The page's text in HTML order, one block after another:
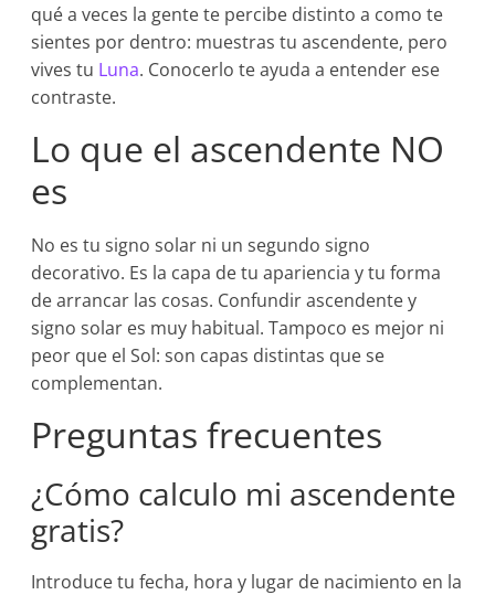
qué a veces la gente te percibe distinto a como te
sientes por dentro: muestras tu ascendente, pero
vives tu Luna. Conocerlo te ayuda a entender ese
contraste.
Lo que el ascendente NO
es
No es tu signo solar ni un segundo signo
decorativo. Es la capa de tu apariencia y tu forma
de arrancar las cosas. Confundir ascendente y
signo solar es muy habitual. Tampoco es mejor ni
peor que el Sol: son capas distintas que se
complementan.
Preguntas frecuentes
¿Cómo calculo mi ascendente
gratis?
Introduce tu fecha, hora y lugar de nacimiento en la